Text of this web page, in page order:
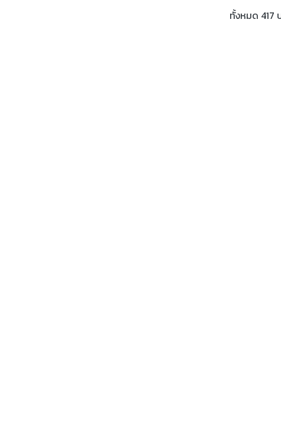
ทั้งหมด 417